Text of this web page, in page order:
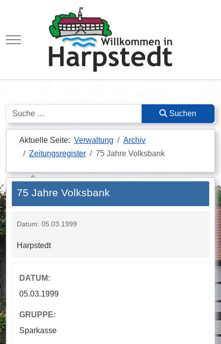
Mobile Menu Toggle
Suchen Suchen
Aktuelle Seite: Verwaltung
Archiv
Zeitungsregister
75 Jahre Volksbank
75 Jahre Volksbank
Datum: 05.03.1999
Harpstedt
DATUM:
05.03.1999
GRUPPE:
Sparkasse